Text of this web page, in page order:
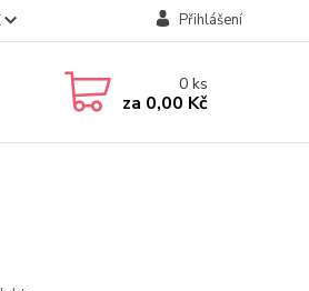
Přihlášení
0ks
za 0,00 Kč